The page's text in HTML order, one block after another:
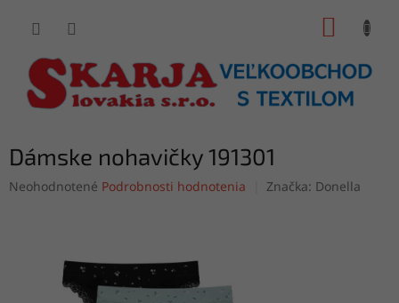
Dámske nohavičky 191301
Priemerné
Neohodnotené Podrobnosti hodnotenia Značka: Donella